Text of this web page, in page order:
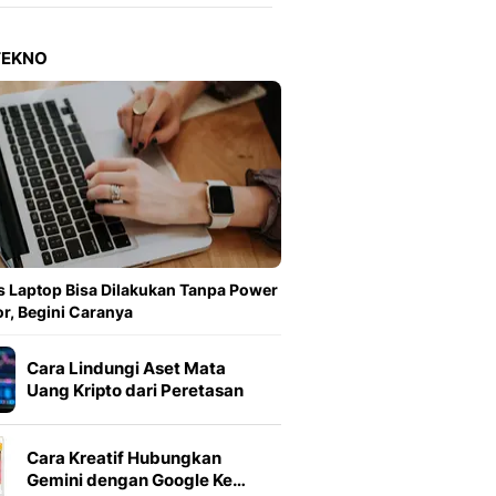
Laptop Bisa Dilakukan Tanpa Power
Begini Caranya
Cara Lindungi Aset Mata
Uang Kripto dari Peretasan
Cara Kreatif Hubungkan
Gemini dengan Google Ke…